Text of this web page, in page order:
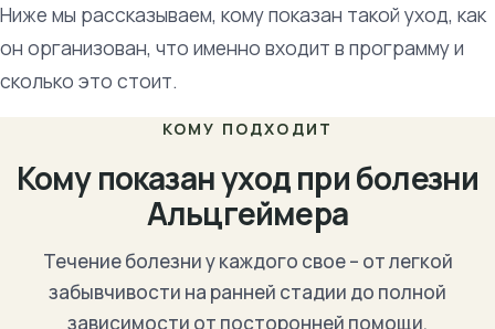
Ниже мы рассказываем, кому показан такой уход, как
он организован, что именно входит в программу и
сколько это стоит.
КОМУ ПОДХОДИТ
Кому показан уход при болезни
Альцгеймера
Течение болезни у каждого свое – от легкой
забывчивости на ранней стадии до полной
зависимости от посторонней помощи.